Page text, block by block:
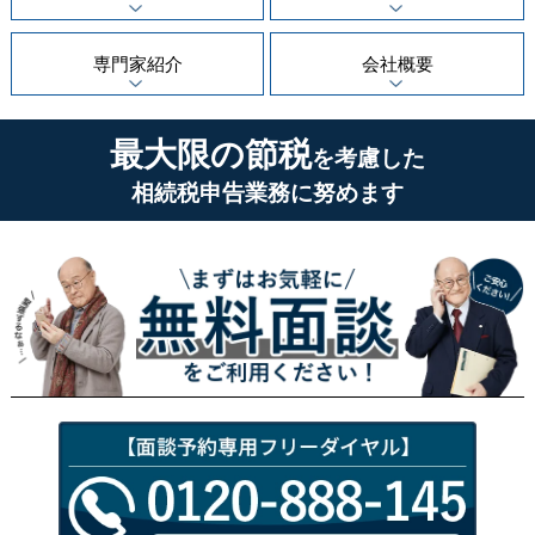
専門家紹介 会社概要
最大限の節税を考慮した
相続税申告業務に努めます